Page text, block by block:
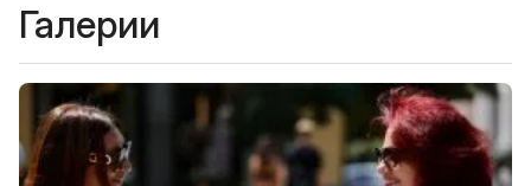
Галерии